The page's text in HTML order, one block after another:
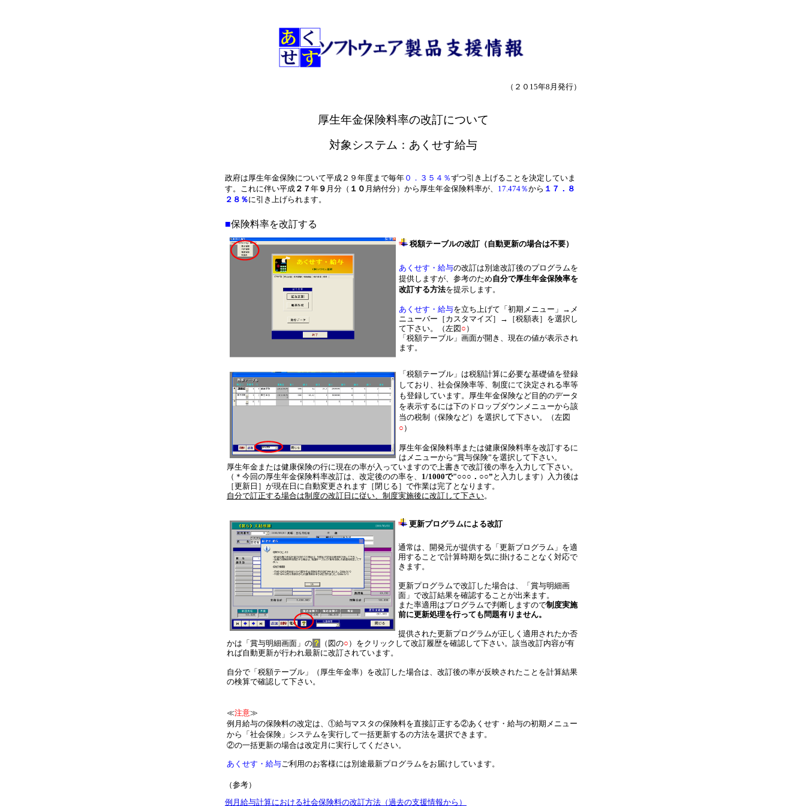
（２０15年8月発行）
厚生年金保険料率の改訂について
対象システム：あくせす給与
政府は厚生年金保険について平成２９年度まで毎年 ０．３５４％ずつ引き上げることを決定していま
す。これに伴い平成 ２７ 年 ９ 月分（ １０ 月納付分）から厚生年金保険料率が、 17.474％から １７．８
２８％に引き上げられます。
■保険料率を改訂する
税額テーブルの改訂（自動更新の場合は不要）
あくせす・給与の改訂は別途改訂後のプログラムを
提供しますが、参考のため自分で厚生年金保険率を
改訂する方法を提示します。
あくせす・給与を立ち上げて「初期メニュー」→メ
ニューバー［カスタマイズ］→［税額表］を選択し
て下さい。（左図 ○ ）
「税額テーブル」画面が開き、現在の値が表示され
ます。
「税額テーブル」は税額計算に必要な基礎値を登録
しており、社会保険率等、制度にて決定される率等
も登録しています。厚生年金保険など目的のデータ
を表示するには下のドロップダウンメニューから該
当の税制（保険など）を選択して下さい。（左図
○ ）
厚生年金保険料率または健康保険料率を改訂するに
はメニューから“賞与保険”を選択して下さい。
厚生年金または健康保険の行に現在の率が入っていますので上書きで改訂後の率を入力して下さい。
（＊今回の厚生年金保険料率改訂は、改定後のの率を、 1/1000で"○○○．○○” と入力します）入力後は
［更新日］が現在日に自動変更されます［閉じる］で作業は完了となります。
自分で訂正する場合は制度の改訂日に従い、制度実施後に改訂して下さい。
更新プログラムによる改訂
通常は、開発元が提供する「更新プログラム」を適
用することで計算時期を気に掛けることなく対応で
きます。
更新プログラムで改訂した場合は、「賞与明細画
面」で改訂結果を確認することが出来ます。
また率適用はプログラムで判断しますので制度実施
前に更新処理を行っても問題有りません。
提供された更新プログラムが正しく適用されたか否
かは 「賞与明細画面」の ？ （図の○ ）をクリックして改訂履歴を確認して下さい。該当改訂内容が有
れば自動更新が行われ最新に改訂されています。
自分で「税額テーブル」（厚生年金率）を改訂した場合は、改訂後の率が反映されたことを計算結果
の検算で確認して下さい。
≪注意≫
例月給与の保険料の改定は、①給与マスタの保険料を直接訂正する②あくせす・給与の初期メニュー
から「社会保険」システムを実行して一括更新するの方法を選択できます。
②の一括更新の場合は改定月に実行してください。
あくせす・給与ご利用のお客様には別途最新プログラムをお届けしています。
（参考）
例月給与計算における社会保険料の改訂方法（過去の支援情報から）